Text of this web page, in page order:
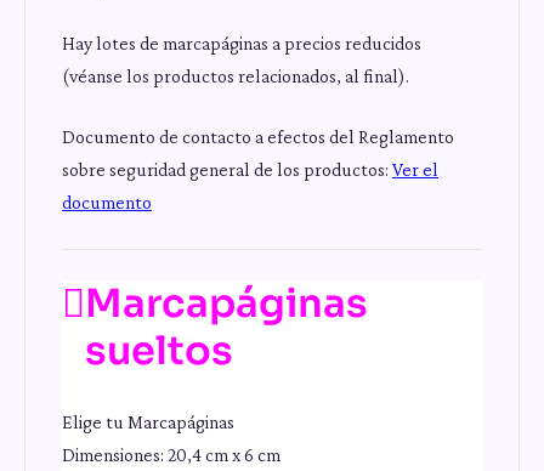
Hay lotes de marcapáginas a precios reducidos
(véanse los productos relacionados, al final).
Documento de contacto a efectos del Reglamento
sobre seguridad general de los productos: Ver el
documento
Marcapáginas
sueltos
Elige tu Marcapáginas
Dimensiones: 20,4 cm x 6 cm